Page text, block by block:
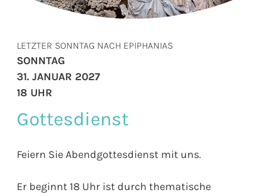
Gottesdienst
Feiern Sie Abendgottesdienst mit uns.
Er beginnt 18 Uhr ist durch thematische
LETZTER SONNTAG NACH EPIPHANIAS
SONNTAG
31. JANUAR 2027
18 UHR